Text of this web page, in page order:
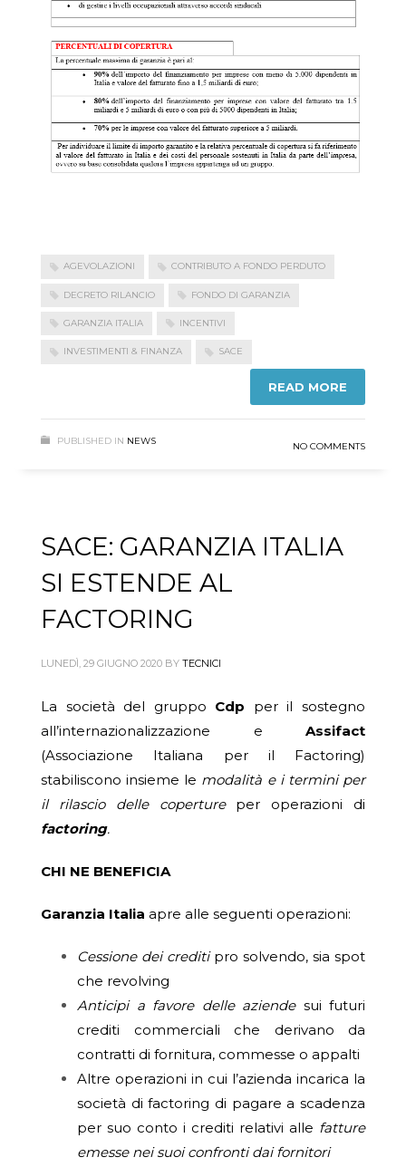
AGEVOLAZIONI CONTRIBUTO A FONDO PERDUTO
DECRETO RILANCIO FONDO DI GARANZIA
GARANZIA ITALIA INCENTIVI
INVESTIMENTI & FINANZA SACE
READ MORE
PUBLISHED IN NEWS NO COMMENTS
SACE: GARANZIA ITALIA
SI ESTENDE AL
FACTORING
LUNEDÌ, 29 GIUGNO 2020 BY TECNICI
La società del gruppo Cdp per il sostegno
all’internazionalizzazione e Assifact
(Associazione Italiana per il Factoring)
stabiliscono insieme le modalità e i termini per
il rilascio delle coperture per operazioni di
factoring.
CHI NE BENEFICIA
Garanzia Italia apre alle seguenti operazioni:
Cessione dei creditipro solvendo, sia spot
che revolving
Anticipi a favore delle aziendesui futuri
crediti commerciali che derivano da
contratti di fornitura, commesse o appalti
Altre operazioni in cui l’azienda incarica la
società di factoring di pagare a scadenza
per suo conto i crediti relativi alle fatture
emesse nei suoi confronti dai fornitori